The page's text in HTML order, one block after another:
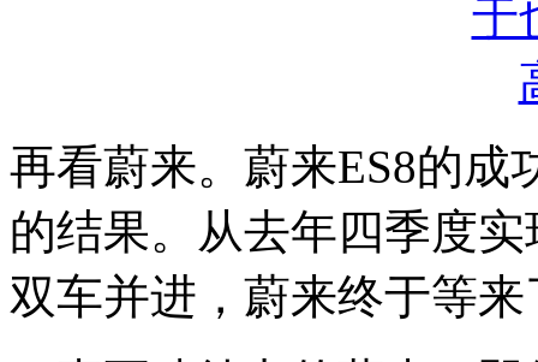
再看蔚来。蔚来ES8的成
的结果。从去年四季度
双车并进，蔚来终于等